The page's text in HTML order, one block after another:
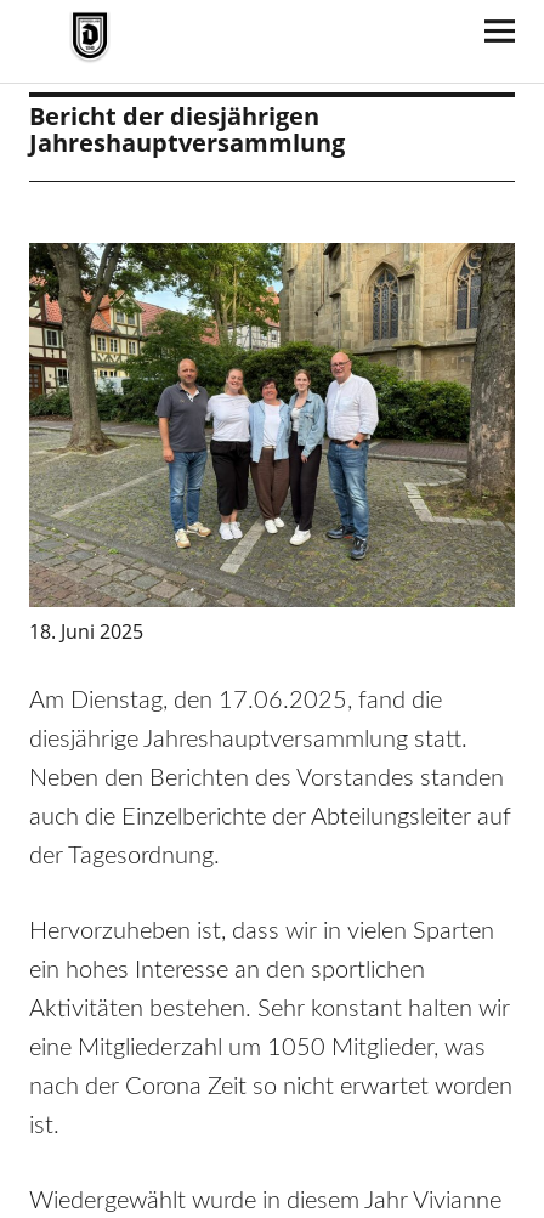
TV Jahn Duderstadt
Bericht der diesjährigen
Jahreshauptversammlung
18. Juni 2025
Am Dienstag, den 17.06.2025, fand die
diesjährige Jahreshauptversammlung statt.
Neben den Berichten des Vorstandes standen
auch die Einzelberichte der Abteilungsleiter auf
der Tagesordnung.
Hervorzuheben ist, dass wir in vielen Sparten
ein hohes Interesse an den sportlichen
Aktivitäten bestehen. Sehr konstant halten wir
eine Mitgliederzahl um 1050 Mitglieder, was
nach der Corona Zeit so nicht erwartet worden
ist.
Wiedergewählt wurde in diesem Jahr Vivianne